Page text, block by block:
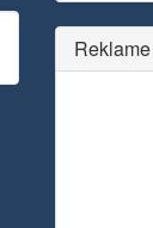
Reklame